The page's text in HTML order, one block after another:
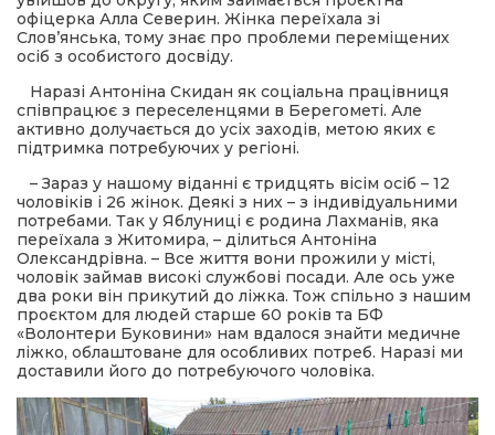
офіцерка Алла Северин. Жінка переїхала зі
Слов’янська, тому знає про проблеми переміщених
осіб з особистого досвіду.
Наразі Антоніна Скидан як соціальна працівниця
співпрацює з переселенцями в Берегометі. Але
активно долучається до усіх заходів, метою яких є
підтримка потребуючих у регіоні.
– Зараз у нашому віданні є тридцять вісім осіб – 12
чоловіків і 26 жінок. Деякі з них – з індивідуальними
потребами. Так у Яблуниці є родина Лахманів, яка
переїхала з Житомира, – ділиться Антоніна
Олександрівна. – Все життя вони прожили у місті,
чоловік займав високі службові посади. Але ось уже
два роки він прикутий до ліжка. Тож спільно з нашим
проєктом для людей старше 60 років та БФ
«Волонтери Буковини» нам вдалося знайти медичне
ліжко, облаштоване для особливих потреб. Наразі ми
доставили його до потребуючого чоловіка.